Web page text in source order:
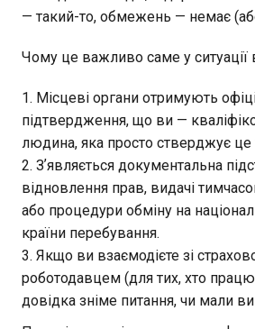
— такий-то, обмежень — немає
Чому це важливо саме у ситуації
Місцеві органи отримують
підтвердження, що ви —
людина, яка просто стверджує це
Зʼявляється документальна
відновлення прав, видачі
або процедури обміну на
країни перебування.
Якщо ви взаємодієте зі
роботодавцем (для тих, хто
довідка зніме питання, чи мали ви